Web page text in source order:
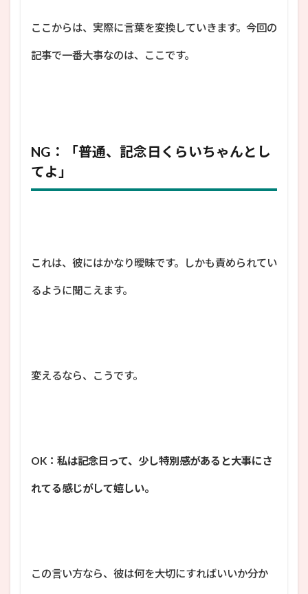
ここからは、実際に言葉を変換していきます。今回の
記事で一番大事なのは、ここです。
NG：「普通、記念日くらいちゃんとし
てよ」
これは、彼にはかなり曖昧です。しかも責められてい
るように聞こえます。
変えるなら、こうです。
OK：私は記念日って、少し特別感があると大事にさ
れてる感じがして嬉しい。
この言い方なら、彼は何を大切にすればいいか分か